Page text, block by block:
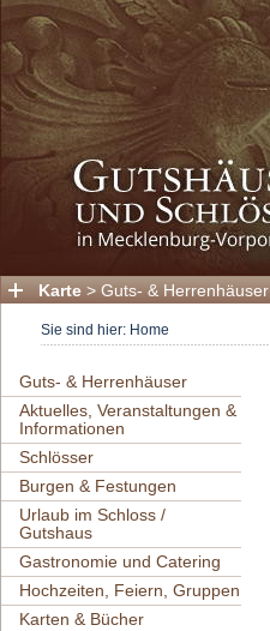
Karte > Guts- & Herrenhäuser
Sie sind hier: Home
Guts- & Herrenhäuser
Aktuelles, Veranstaltungen &
Informationen
Schlösser
Burgen & Festungen
Urlaub im Schloss /
Gutshaus
Gastronomie und Catering
Hochzeiten, Feiern, Gruppen
Karten & Bücher